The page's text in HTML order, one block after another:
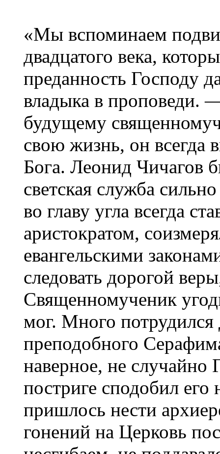
«Мы вспоминаем
двадцатого века,
преданность Господу
владыка в проповеди.
будущему
свою жизнь, он всегда
Бога. Леонид Чичагов
светская служба
во главу угла всегда
аристократом,
евангельскими
следовать дорогой
Священномученик
мог. Много потрудился
преподобного
наверное, не
постриге сподобил
пришлось нести
гонений на Церковь